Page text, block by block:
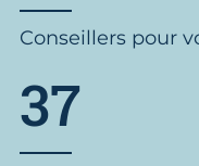
Conseillers pour
37